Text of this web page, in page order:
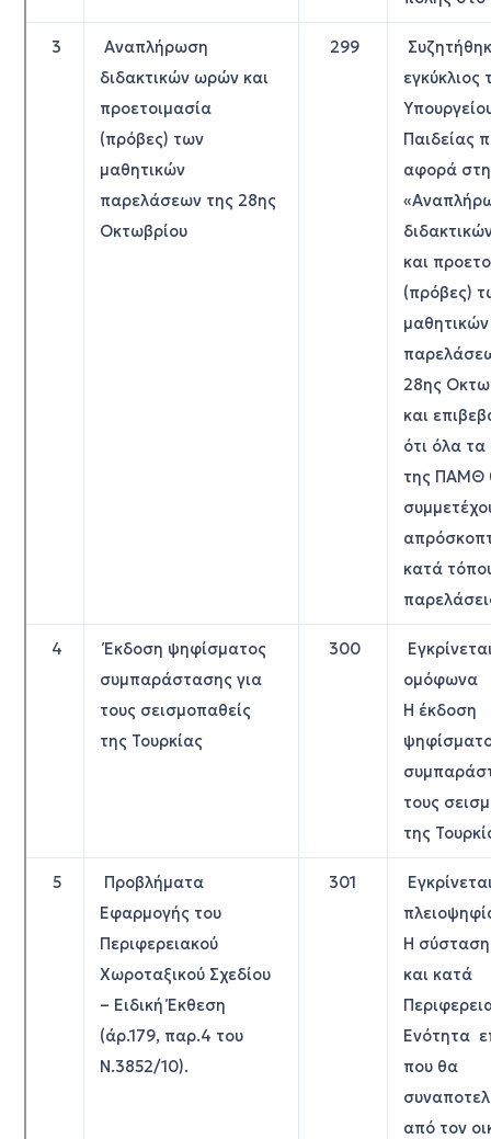
3
Αναπλήρωση
διδακτικών ωρών και
προετοιμασία
(πρόβες) των
μαθητικών
παρελάσεων της 28ης
Οκτωβρίου
299
εγκύκλιος
Παιδείας
αφορά
και
(πρόβες)
μαθητικών
28ης
και
ότι όλα τα
της ΠΑΜΘ
κατά
4
Έκδοση ψηφίσματος
συμπαράστασης για
τους σεισμοπαθείς
της Τουρκίας
300
ομόφωνα
Η έκδοση
τους
της
5
Προβλήματα
Εφαρμογής του
Περιφερειακού
Χωροταξικού Σχεδίου
– Ειδική Έκθεση
(άρ.179, παρ.4 του
Ν.3852/10).
301
Η
και κατά
Ενότητα
που θα
από τον